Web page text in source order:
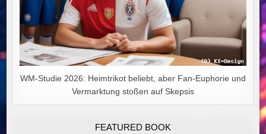
WM-Studie 2026: Heimtrikot beliebt, aber Fan-Euphorie und
Vermarktung stoßen auf Skepsis
FEATURED BOOK